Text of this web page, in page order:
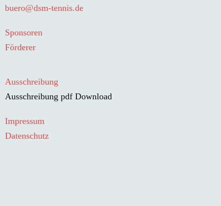
buero@dsm-tennis.de
Sponsoren
Förderer
Ausschreibung
Ausschreibung pdf Download
Impressum
Datenschutz